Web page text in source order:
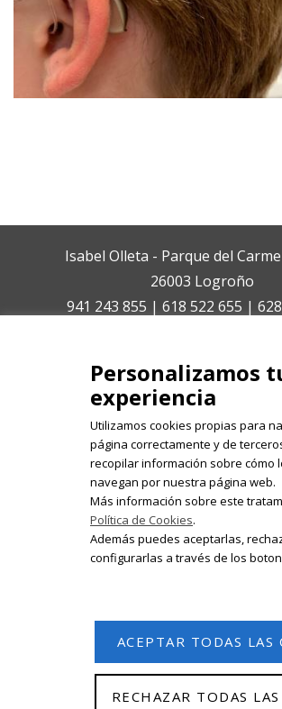
Isabel Olleta - Parque del
26003 Logroño
941 243 855 | 618 522 655 |
Registrate en nuestro boletín
noticias
Personalizamos
experiencia
Utilizamos cookies propias para
página correctamente y de
recopilar información sobre cómo
navegan por nuestra página web.
Más información sobre este
Política de Cookies.
Además puedes aceptarlas,
configurarlas a través de los
ACEPTAR TODAS LAS
RECHAZAR TODAS